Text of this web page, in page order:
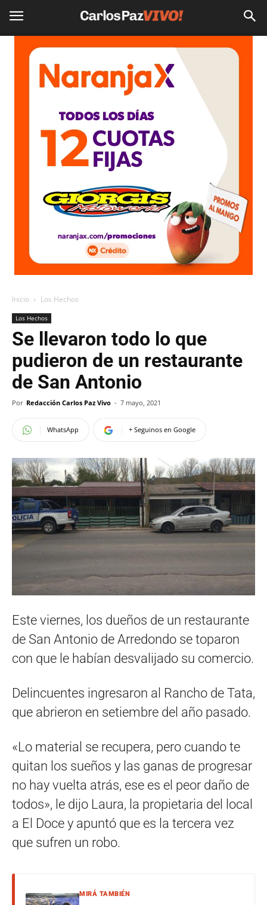
Inicio Los Hechos
Los Hechos
Se llevaron todo lo que
pudieron de un restaurante
de San Antonio
Por Redacción Carlos Paz Vivo - 7 mayo, 2021
WhatsApp + Seguinos en Google
Este viernes, los dueños de un restaurante
de San Antonio de Arredondo se toparon
con que le habían desvalijado su comercio.
Delincuentes ingresaron al Rancho de Tata,
que abrieron en setiembre del año pasado.
«Lo material se recupera, pero cuando te
quitan los sueños y las ganas de progresar
no hay vuelta atrás, ese es el peor daño de
todos», le dijo Laura, la propietaria del local
a El Doce y apuntó que es la tercera vez
que sufren un robo.
MIRÁ TAMBIÉN